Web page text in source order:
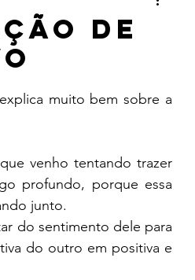
de
muito bem sobre a
venho tentando trazer
profundo, porque essa
junto.
do sentimento dele para
do outro em positiva e